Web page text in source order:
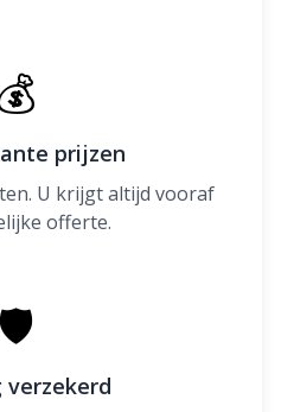
prijzen
U krijgt altijd vooraf
offerte.
🛡
verzekerd